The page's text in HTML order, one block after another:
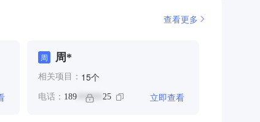
查看更多
周 周*
相关项目： 15个
电话： 189****** 25 立即查看